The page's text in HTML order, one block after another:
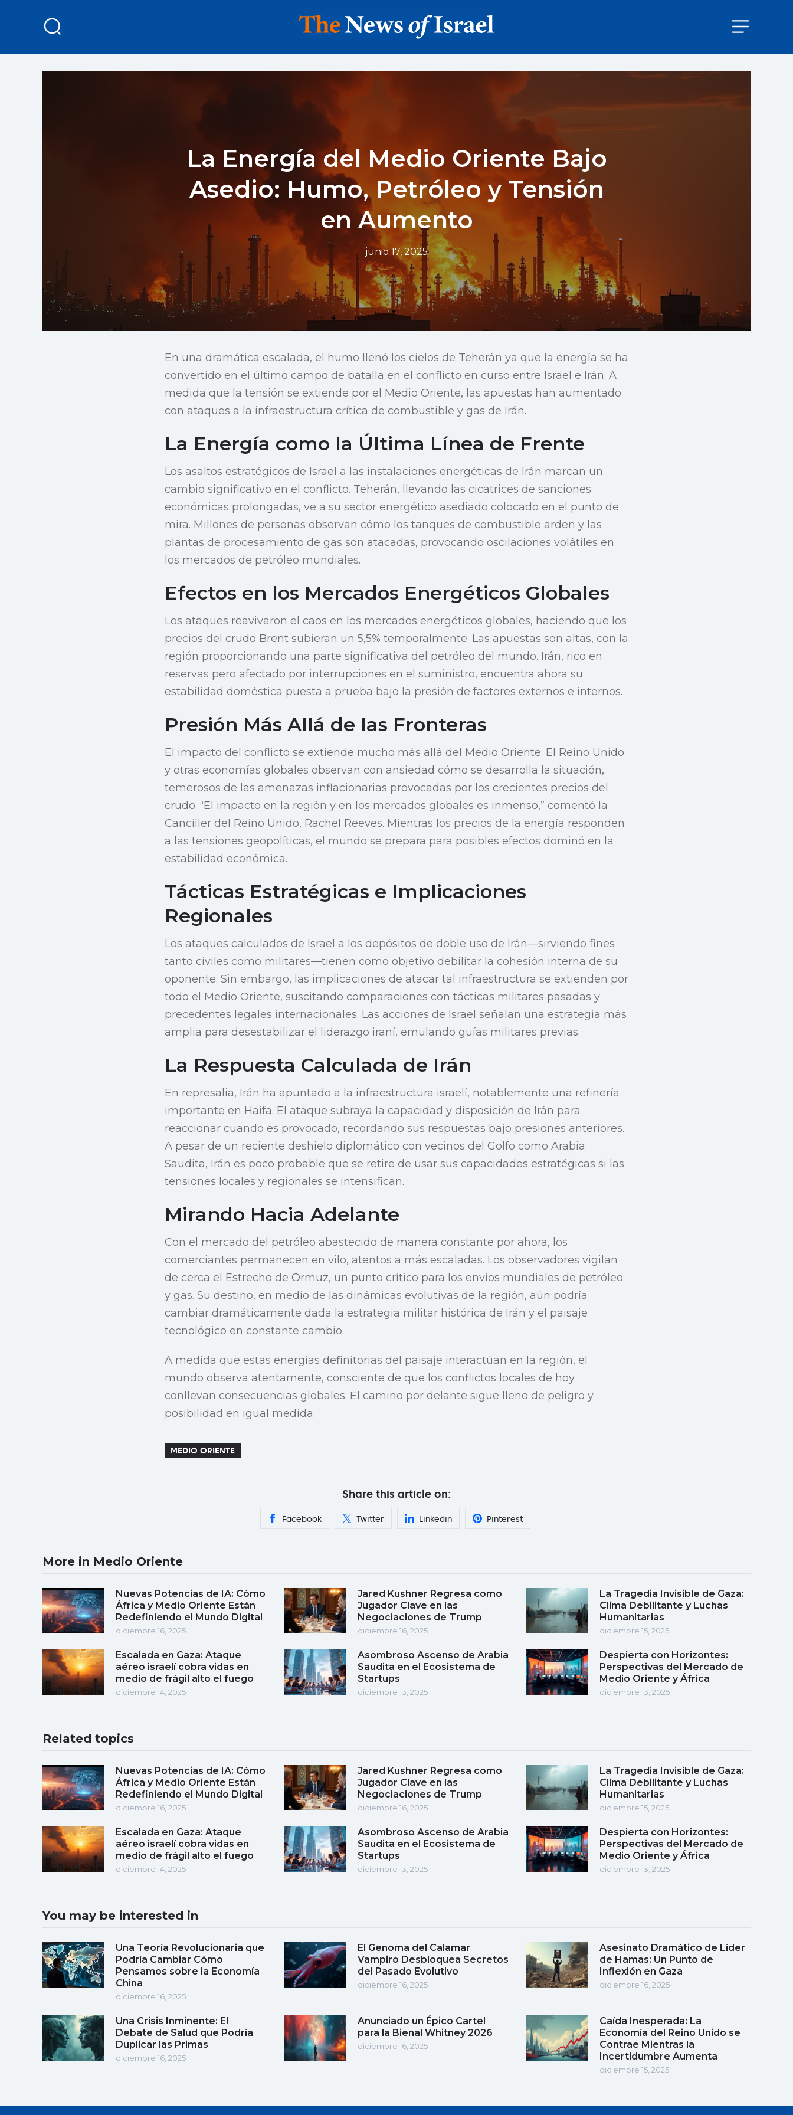
La Energía del Medio Oriente Bajo
Asedio: Humo, Petróleo y Tensión
en Aumento
junio 17, 2025
En una dramática escalada, el humo llenó los cielos de Teherán ya que la energía se ha
convertido en el último campo de batalla en el conflicto en curso entre Israel e Irán. A
medida que la tensión se extiende por el Medio Oriente, las apuestas han aumentado
con ataques a la infraestructura crítica de combustible y gas de Irán.
La Energía como la Última Línea de Frente
Los asaltos estratégicos de Israel a las instalaciones energéticas de Irán marcan un
cambio significativo en el conflicto. Teherán, llevando las cicatrices de sanciones
económicas prolongadas, ve a su sector energético asediado colocado en el punto de
mira. Millones de personas observan cómo los tanques de combustible arden y las
plantas de procesamiento de gas son atacadas, provocando oscilaciones volátiles en
los mercados de petróleo mundiales.
Efectos en los Mercados Energéticos Globales
Los ataques reavivaron el caos en los mercados energéticos globales, haciendo que los
precios del crudo Brent subieran un 5,5% temporalmente. Las apuestas son altas, con la
región proporcionando una parte significativa del petróleo del mundo. Irán, rico en
reservas pero afectado por interrupciones en el suministro, encuentra ahora su
estabilidad doméstica puesta a prueba bajo la presión de factores externos e internos.
Presión Más Allá de las Fronteras
El impacto del conflicto se extiende mucho más allá del Medio Oriente. El Reino Unido
y otras economías globales observan con ansiedad cómo se desarrolla la situación,
temerosos de las amenazas inflacionarias provocadas por los crecientes precios del
crudo. “El impacto en la región y en los mercados globales es inmenso,” comentó la
Canciller del Reino Unido, Rachel Reeves. Mientras los precios de la energía responden
a las tensiones geopolíticas, el mundo se prepara para posibles efectos dominó en la
estabilidad económica.
Tácticas Estratégicas e Implicaciones
Regionales
Los ataques calculados de Israel a los depósitos de doble uso de Irán—sirviendo fines
tanto civiles como militares—tienen como objetivo debilitar la cohesión interna de su
oponente. Sin embargo, las implicaciones de atacar tal infraestructura se extienden por
todo el Medio Oriente, suscitando comparaciones con tácticas militares pasadas y
precedentes legales internacionales. Las acciones de Israel señalan una estrategia más
amplia para desestabilizar el liderazgo iraní, emulando guías militares previas.
La Respuesta Calculada de Irán
En represalia, Irán ha apuntado a la infraestructura israelí, notablemente una refinería
importante en Haifa. El ataque subraya la capacidad y disposición de Irán para
reaccionar cuando es provocado, recordando sus respuestas bajo presiones anteriores.
A pesar de un reciente deshielo diplomático con vecinos del Golfo como Arabia
Saudita, Irán es poco probable que se retire de usar sus capacidades estratégicas si las
tensiones locales y regionales se intensifican.
Mirando Hacia Adelante
Con el mercado del petróleo abastecido de manera constante por ahora, los
comerciantes permanecen en vilo, atentos a más escaladas. Los observadores vigilan
de cerca el Estrecho de Ormuz, un punto crítico para los envíos mundiales de petróleo
y gas. Su destino, en medio de las dinámicas evolutivas de la región, aún podría
cambiar dramáticamente dada la estrategia militar histórica de Irán y el paisaje
tecnológico en constante cambio.
A medida que estas energías definitorias del paisaje interactúan en la región, el
mundo observa atentamente, consciente de que los conflictos locales de hoy
conllevan consecuencias globales. El camino por delante sigue lleno de peligro y
posibilidad en igual medida.
MEDIO ORIENTE
Share this article on:
Facebook Twitter Linkedin Pinterest
More in Medio Oriente
Nuevas Potencias de IA: Cómo
África y Medio Oriente Están
Redefiniendo el Mundo Digital
diciembre 16, 2025
Jared Kushner Regresa como
Jugador Clave en las
Negociaciones de Trump
diciembre 16, 2025
La Tragedia Invisible de Gaza:
Clima Debilitante y Luchas
Humanitarias
diciembre 15, 2025
Escalada en Gaza: Ataque
aéreo israelí cobra vidas en
medio de frágil alto el fuego
diciembre 14, 2025
Asombroso Ascenso de Arabia
Saudita en el Ecosistema de
Startups
diciembre 13, 2025
Despierta con Horizontes:
Perspectivas del Mercado de
Medio Oriente y África
diciembre 13, 2025
Related topics
Nuevas Potencias de IA: Cómo
África y Medio Oriente Están
Redefiniendo el Mundo Digital
diciembre 16, 2025
Jared Kushner Regresa como
Jugador Clave en las
Negociaciones de Trump
diciembre 16, 2025
La Tragedia Invisible de Gaza:
Clima Debilitante y Luchas
Humanitarias
diciembre 15, 2025
Escalada en Gaza: Ataque
aéreo israelí cobra vidas en
medio de frágil alto el fuego
diciembre 14, 2025
Asombroso Ascenso de Arabia
Saudita en el Ecosistema de
Startups
diciembre 13, 2025
Despierta con Horizontes:
Perspectivas del Mercado de
Medio Oriente y África
diciembre 13, 2025
You may be interested in
Una Teoría Revolucionaria que
Podría Cambiar Cómo
Pensamos sobre la Economía
China
diciembre 16, 2025
El Genoma del Calamar
Vampiro Desbloquea Secretos
del Pasado Evolutivo
diciembre 16, 2025
Asesinato Dramático de Líder
de Hamas: Un Punto de
Inflexión en Gaza
diciembre 16, 2025
Una Crisis Inminente: El
Debate de Salud que Podría
Duplicar las Primas
diciembre 16, 2025
Anunciado un Épico Cartel
para la Bienal Whitney 2026
diciembre 16, 2025
Caída Inesperada: La
Economía del Reino Unido se
Contrae Mientras la
Incertidumbre Aumenta
diciembre 15, 2025